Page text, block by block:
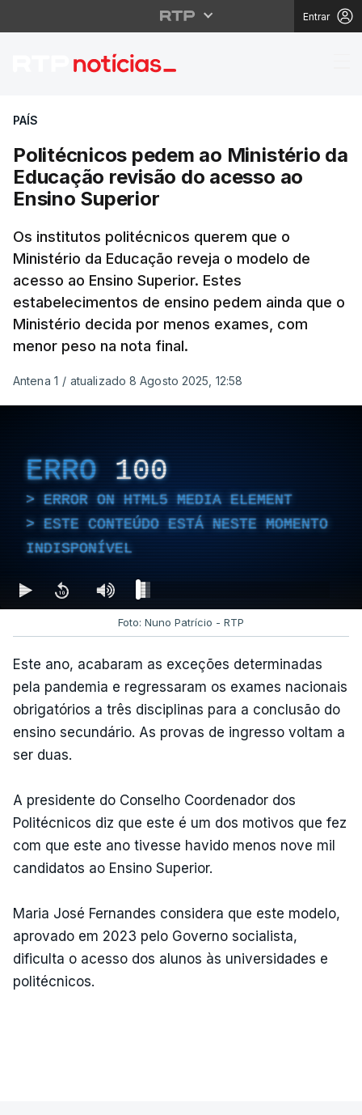
Entrar
Politécnicos pedem
PAÍS
Politécnicos pedem ao Ministério da
Educação revisão do acesso ao
Ensino Superior
Os institutos politécnicos querem que o
Ministério da Educação reveja o modelo de
acesso ao Ensino Superior. Estes
estabelecimentos de ensino pedem ainda que o
Ministério decida por menos exames, com
menor peso na nota final.
Antena 1 / atualizado 8 Agosto 2025, 12:58
ERRO 100
ERROR ON HTML5 MEDIA ELEMENT
ESTE CONTEÚDO ESTÁ NESTE MOMENTO
INDISPONÍVEL
Foto: Nuno Patrício - RTP
Este ano, acabaram as exceções determinadas
pela pandemia e regressaram os exames nacionais
obrigatórios a três disciplinas para a conclusão do
ensino secundário. As provas de ingresso voltam a
ser duas.
A presidente do Conselho Coordenador dos
Politécnicos diz que este é um dos motivos que fez
com que este ano tivesse havido menos nove mil
candidatos ao Ensino Superior.
Maria José Fernandes considera que este modelo,
aprovado em 2023 pelo Governo socialista,
dificulta o acesso dos alunos às universidades e
politécnicos.